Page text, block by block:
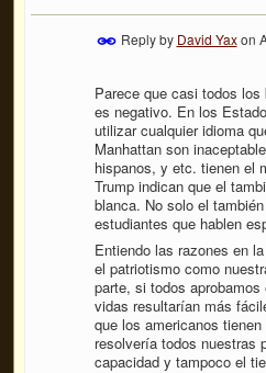
Reply by David Yaxon
Parece que casi todos
es negativo. En los
utilizar cualquier idioma
Manhattan son
hispanos, y etc. tienen el
Trump indican que el
blanca. No solo el
estudiantes que hablen
Entiendo las razones en
el patriotismo como
parte, si todos
vidas resultarían más
que los americanos
resolvería todos nuestras
capacidad y tampoco el